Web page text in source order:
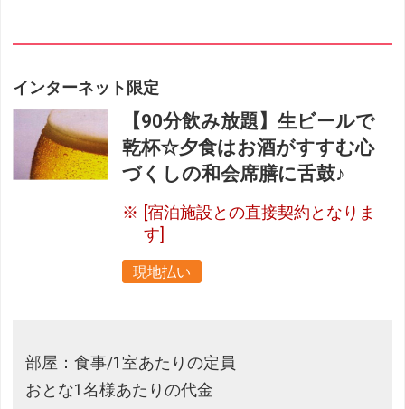
インターネット限定
【90分飲み放題】生ビールで
乾杯☆夕食はお酒がすすむ心
づくしの和会席膳に舌鼓♪
[宿泊施設との直接契約となりま
す]
現地払い
部屋：食事/1室あたりの定員
おとな1名様あたりの代金